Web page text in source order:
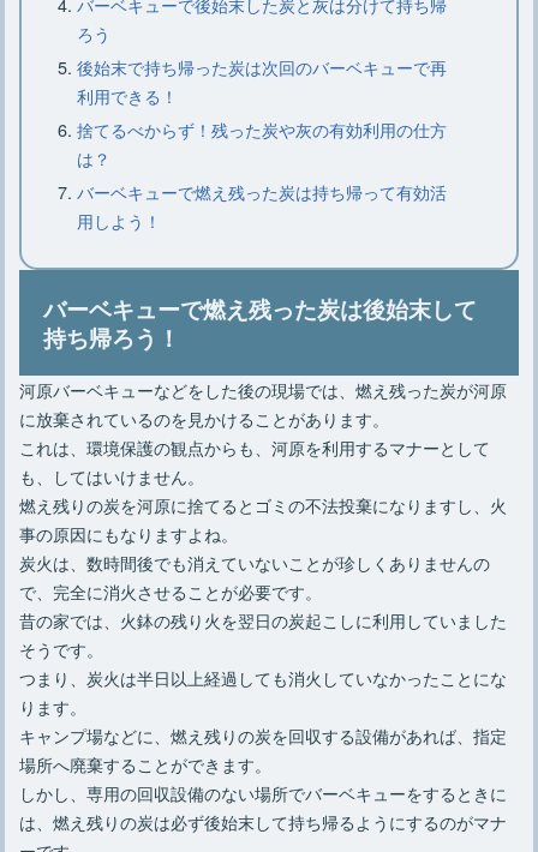
ろう
後始末で持ち帰った炭は次回のバーベキューで再
利用できる！
捨てるべからず！残った炭や灰の有効利用の仕方
は？
バーベキューで燃え残った炭は持ち帰って有効活
用しよう！
バーベキューで燃え残った炭は後始末して
持ち帰ろう！
河原バーベキューなどをした後の現場では、燃え残った炭が河原
に放棄されているのを見かけることがあります。
これは、環境保護の観点からも、河原を利用するマナーとして
も、してはいけません。
燃え残りの炭を河原に捨てるとゴミの不法投棄になりますし、火
事の原因にもなりますよね。
炭火は、数時間後でも消えていないことが珍しくありませんの
で、完全に消火させることが必要です。
昔の家では、火鉢の残り火を翌日の炭起こしに利用していました
そうです。
つまり、炭火は半日以上経過しても消火していなかったことにな
ります。
キャンプ場などに、燃え残りの炭を回収する設備があれば、指定
場所へ廃棄することができます。
しかし、専用の回収設備のない場所でバーベキューをするときに
は、燃え残りの炭は必ず後始末して持ち帰るようにするのがマナ